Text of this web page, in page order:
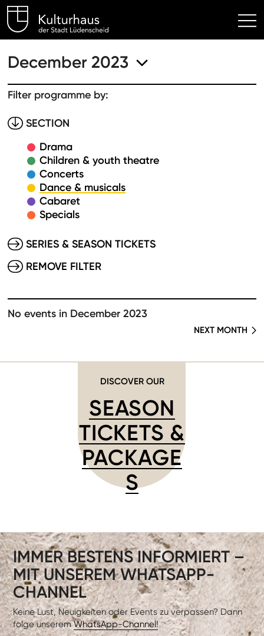
Kulturhaus Lüdenscheid
December 2023
Filter programme by:
SECTION
Drama
Children & youth theatre
Concerts
Dance & musicals
Cabaret
Specials
SERIES & SEASON TICKETS
REMOVE FILTER
No events in December 2023
NEXT MONTH
DISCOVER OUR
SEASON
TICKETS &
PACKAGE
S
IMMER BESTENS INFORMIERT –
MIT UNSEREM WHATSAPP-
CHANNEL
Keine Lust, Neuigkeiten oder Events zu verpassen? Dann
folge unseremWhatsApp-Channel!